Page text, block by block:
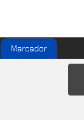
Marcador